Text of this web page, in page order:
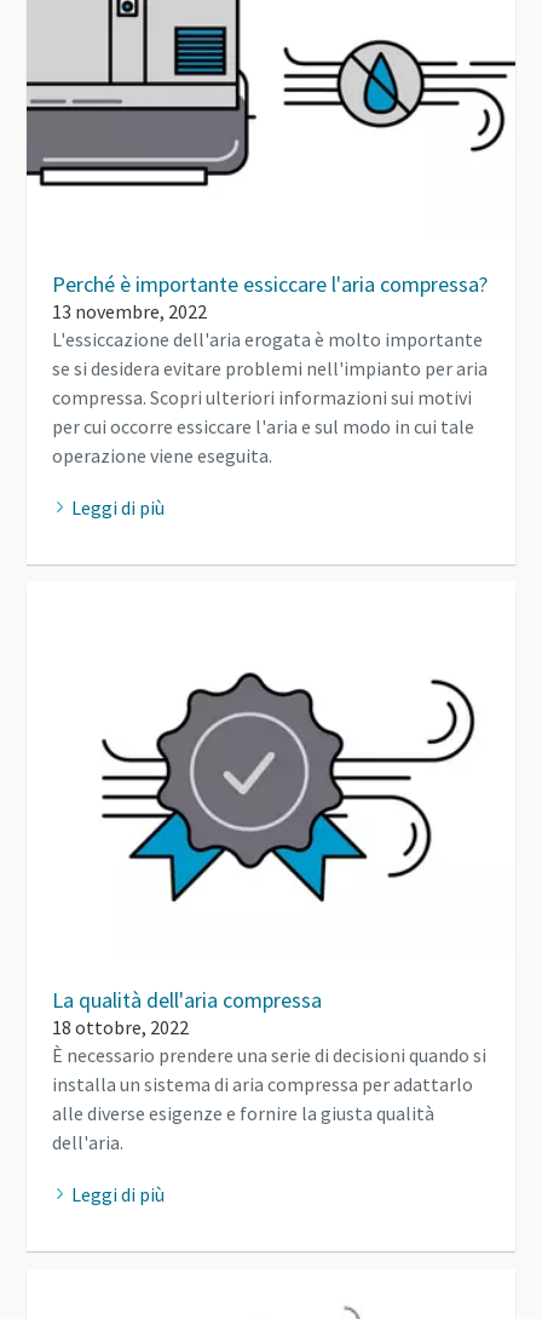
Perché è importante essiccare l'aria compressa?
13 novembre, 2022
L'essiccazione dell'aria erogata è molto importante
se si desidera evitare problemi nell'impianto per aria
compressa. Scopri ulteriori informazioni sui motivi
per cui occorre essiccare l'aria e sul modo in cui tale
operazione viene eseguita.
Leggi di più
La qualità dell'aria compressa
18 ottobre, 2022
È necessario prendere una serie di decisioni quando si
installa un sistema di aria compressa per adattarlo
alle diverse esigenze e fornire la giusta qualità
dell'aria.
Leggi di più